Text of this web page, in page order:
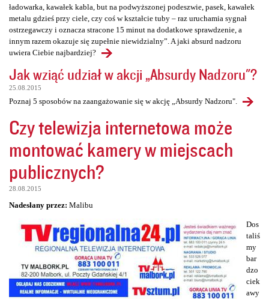
ładowarka, kawałek kabla, but na podwyższonej podeszwie, pasek, kawałek
metalu gdzieś przy ciele, czy coś w kształcie tuby – raz uruchamia sygnał
ostrzegawczy i oznacza stracone 15 minut na dodatkowe sprawdzenie, a
innym razem okazuje się zupełnie niewidzialny”. A jaki absurd nadzoru
uwiera Ciebie najbardziej?
Jak wziąć udział w akcji „Absurdy Nadzoru"?
25.08.2015
Poznaj 5 sposobów na zaangażowanie się w akcję „Absurdy Nadzoru".
Czy telewizja internetowa może
montować kamery w miejscach
publicznych?
28.08.2015
Nadesłany przez: Malibu
Dos
taliś
my
bar
dzo
ciek
awy